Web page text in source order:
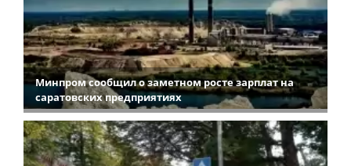
Минпром сообщил о заметном росте зарплат на
саратовских предприятиях